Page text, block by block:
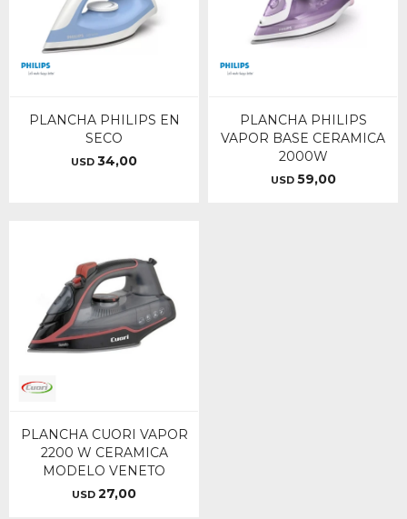
PLANCHA PHILIPS EN
SECO
USD 34,00
PLANCHA PHILIPS
VAPOR BASE CERAMICA
2000W
USD 59,00
PLANCHA CUORI VAPOR
2200 W CERAMICA
MODELO VENETO
USD 27,00